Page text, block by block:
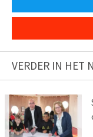
VERDER IN HET